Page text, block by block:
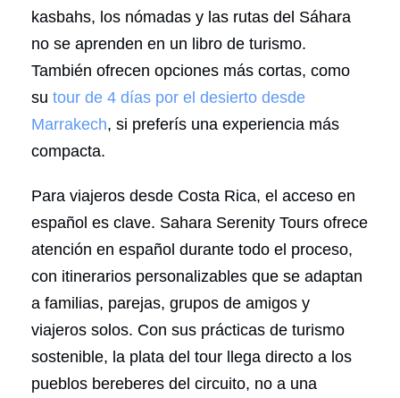
kasbahs, los nómadas y las rutas del Sáhara
no se aprenden en un libro de turismo.
También ofrecen opciones más cortas, como
su tour de 4 días por el desierto desde
Marrakech, si preferís una experiencia más
compacta.
Para viajeros desde Costa Rica, el acceso en
español es clave. Sahara Serenity Tours ofrece
atención en español durante todo el proceso,
con itinerarios personalizables que se adaptan
a familias, parejas, grupos de amigos y
viajeros solos. Con sus prácticas de turismo
sostenible, la plata del tour llega directo a los
pueblos bereberes del circuito, no a una